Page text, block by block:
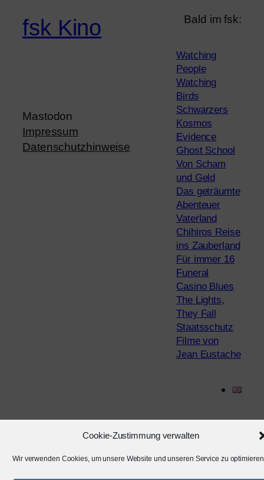
Cookie-Zustimmung verwalten
Wir verwenden Cookies, um unsere Website und unseren Service zu
fsk Kino
Mastodon
Impressum
Datenschutzhinweise
Bald im fsk:
Watching
People
Watching
Birds
Schwarzers
Kosmos
Evidence
Ghost School
Von Scham
und Geld
Das geträumte
Abenteuer
Vaterland
Chihiros Reise
ins Zauberland
Für immer 16
Funeral
Casino Blues
The Lights,
They Fall
Staatsschutz
Filme von
Jean Eustache
Twenty Twenty-Five Gestaltet mit